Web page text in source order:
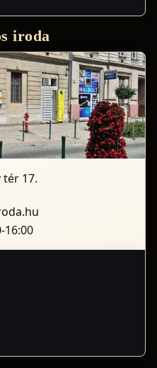
iroda
tér 17.
16:00